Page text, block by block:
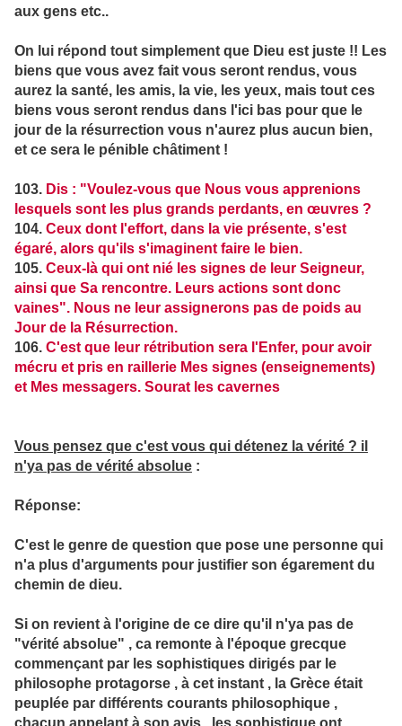
aux gens etc..
On lui répond tout simplement que Dieu est juste !! Les
biens que vous avez fait vous seront rendus, vous
aurez la santé, les amis, la vie, les yeux, mais tout ces
biens vous seront rendus dans l'ici bas pour que le
jour de la résurrection vous n'aurez plus aucun bien,
et ce sera le pénible châtiment !
103. Dis : "Voulez-vous que Nous vous apprenions
lesquels sont les plus grands perdants, en œuvres ?
104. Ceux dont l'effort, dans la vie présente, s'est
égaré, alors qu'ils s'imaginent faire le bien.
105. Ceux-là qui ont nié les signes de leur Seigneur,
ainsi que Sa rencontre. Leurs actions sont donc
vaines". Nous ne leur assignerons pas de poids au
Jour de la Résurrection.
106. C'est que leur rétribution sera l'Enfer, pour avoir
mécru et pris en raillerie Mes signes (enseignements)
et Mes messagers. Sourat les cavernes
Vous pensez que c'est vous qui détenez la vérité ? il
n'ya pas de vérité absolue :
Réponse:
C'est le genre de question que pose une personne qui
n'a plus d'arguments pour justifier son égarement du
chemin de dieu.
Si on revient à l'origine de ce dire qu'il n'ya pas de
"vérité absolue" , ca remonte à l'époque grecque
commençant par les sophistiques dirigés par le
philosophe protagorse , à cet instant , la Grèce était
peuplée par différents courants philosophique ,
chacun appelant à son avis , les sophistique ont